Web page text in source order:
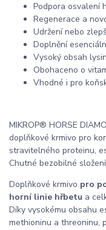
Podpora osvalení
Regenerace a
Udržení nebo
Doplnění
Vysoký obsah
Obohaceno o
Vhodné i pro
MIKROP® HORSE
doplňkové krmivo pro
stravitelného proteinu,
Chutné bezobilné
Doplňkové krmivo pro
horní linie hřbetu a
Díky vysokému obsahu
methioninu a threoninu,